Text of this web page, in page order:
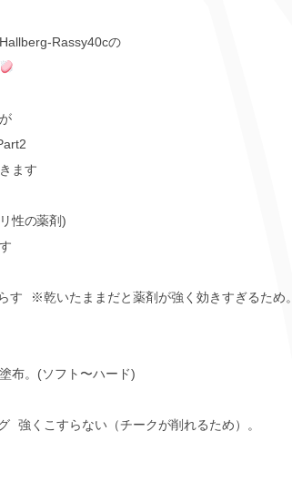
Rassy40cの
ます
性の薬剤)
す ※乾いたままだと薬剤が強く効きすぎるため。
布。(ソフト〜ハード)
強くこすらない（チークが削れるため）。